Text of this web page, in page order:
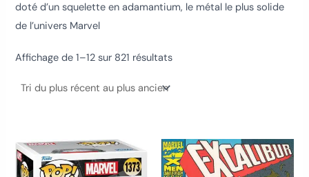
doté d’un squelette en adamantium, le métal le plus solide
de l’univers Marvel
Affichage de 1–12 sur 821 résultats
Ce